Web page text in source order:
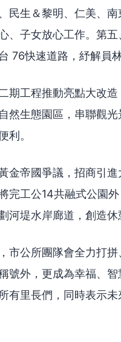
民生＆黎明、仁美、
、子女放心工作。第
76快速道路，紓解員
期工程推動亮點大改
然生態園區，串聯觀
利。
金帝國爭議，招商引
完工公14共融式公園
河堤水岸廊道，創造休
市公所團隊會全力打
號外，更成為幸福、
有里長們，同時表示